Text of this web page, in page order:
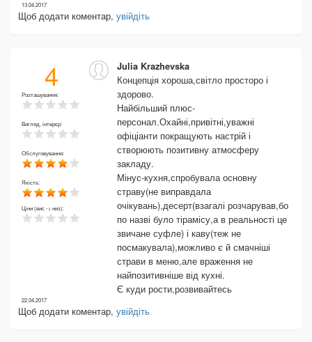
13.04.2017
Щоб додати коментар, увійдіть
4
Розташування:
Вигляд, інтерєр:
Обслуговування:
Якість:
Ціни (вис -> низ):
Julia Krazhevska
Концепція хороша,світло просторо і
здорово.
Найбільший плюс-
персонал.Охайні,привітні,уважні
офіціанти покращують настрій і
створюють позитивну атмосферу
закладу.
Мінус-кухня,спробувала основну
страву(не виправдала
очікувань),десерт(взагалі розчарував,бо
по назві було тірамісу,а в реальності це
звичане суфле) і каву(теж не
посмакувала),можливо є й смачніші
страви в меню,але враження не
найпозитивніше від кухні.
Є куди рости,розвивайтесь
22.04.2017
Щоб додати коментар, увійдіть